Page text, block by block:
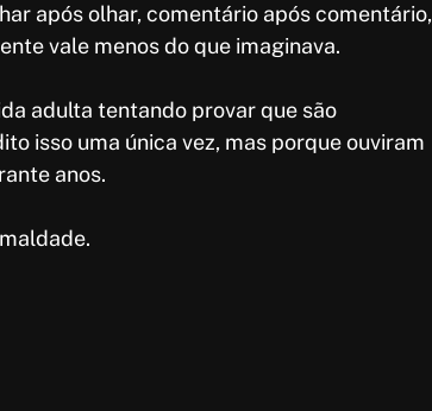
após olhar, comentário após comentário,
vale menos do que imaginava.
adulta tentando provar que são
isso uma única vez, mas porque ouviram
anos.